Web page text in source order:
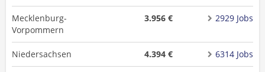
Mecklenburg-
Vorpommern
3.956 € 2929 Jobs
Niedersachsen 4.394 € 6314 Jobs